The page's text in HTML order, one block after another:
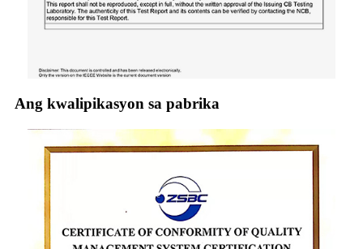
Ang kwalipikasyon sa pabrika